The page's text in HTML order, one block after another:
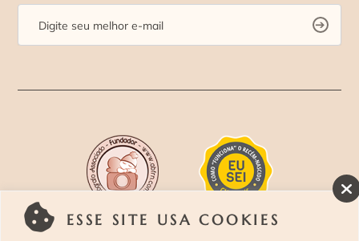
ESSE SITE USA COOKIES